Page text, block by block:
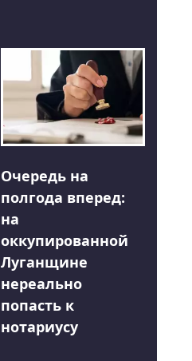
Очередь на
полгода вперед:
на
оккупированной
Луганщине
нереально
попасть к
нотариусу